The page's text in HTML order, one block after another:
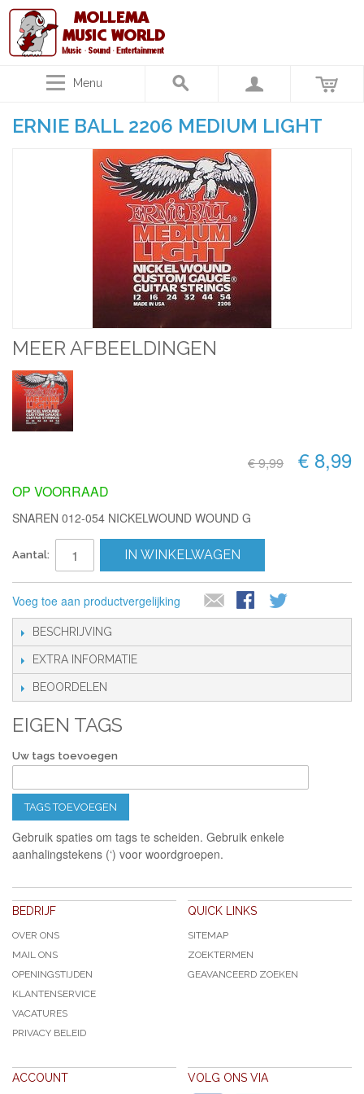
Menu
ERNIE BALL 2206 MEDIUM LIGHT
MEER AFBEELDINGEN
€ 9,99 € 8,99
OP VOORRAAD
SNAREN 012-054 NICKELWOUND WOUND G
Aantal: IN WINKELWAGEN
Voeg toe aan productvergelijking
BESCHRIJVING
EXTRA INFORMATIE
BEOORDELEN
EIGEN TAGS
Uw tags toevoegen
TAGS TOEVOEGEN
Gebruik spaties om tags te scheiden. Gebruik enkele
aanhalingstekens (‘) voor woordgroepen.
BEDRIJF
OVER ONS
MAIL ONS
OPENINGSTIJDEN
KLANTENSERVICE
VACATURES
PRIVACY BELEID
QUICK LINKS
SITEMAP
ZOEKTERMEN
GEAVANCEERD ZOEKEN
ACCOUNT VOLG ONS VIA